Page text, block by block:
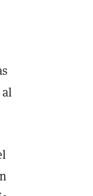
al